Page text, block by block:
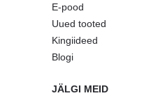
E-pood
Uued tooted
Kingiideed
Blogi
JÄLGI MEID